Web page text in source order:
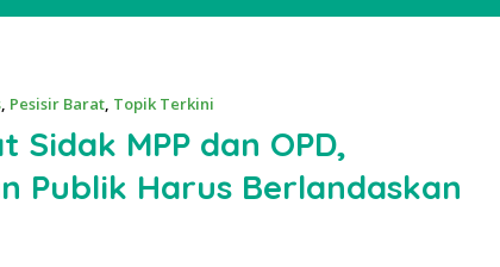
Pesisir Barat Topik Terkini
MPP dan OPD,
Publik Harus Berlandaskan